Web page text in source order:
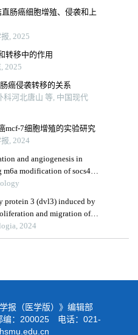
肠癌细胞增殖、侵袭和上
, 2025
转移中的作用
2025
癌侵袭转移的关系
河北唐山 等, 中国现代
mcf-7细胞增殖的实验研究
, 2024
and angiogenesis in
m6a modification of socs4
protein 3 (dvl3) induced by
and migration of
tlr4 pathway
2024
报（医学版）》编辑部
编：200025 电话：021-